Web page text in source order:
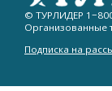
© ТУРЛИДЕР
Организованные
Подписка на